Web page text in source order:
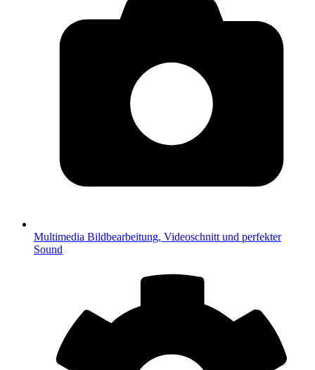
Multimedia Bildbearbeitung, Videoschnitt und perfekter
Sound